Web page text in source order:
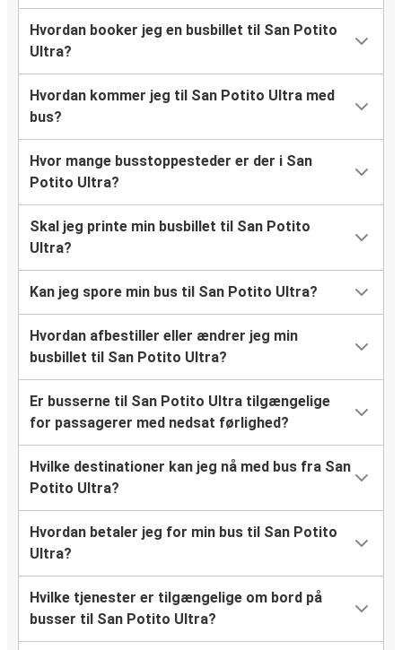
Hvordan booker jeg en busbillet til San Potito
Ultra?
Hvordan kommer jeg til San Potito Ultra med
bus?
Hvor mange busstoppesteder er der i San
Potito Ultra?
Skal jeg printe min busbillet til San Potito
Ultra?
Kan jeg spore min bus til San Potito Ultra?
Hvordan afbestiller eller ændrer jeg min
busbillet til San Potito Ultra?
Er busserne til San Potito Ultra tilgængelige
for passagerer med nedsat førlighed?
Hvilke destinationer kan jeg nå med bus fra San
Potito Ultra?
Hvordan betaler jeg for min bus til San Potito
Ultra?
Hvilke tjenester er tilgængelige om bord på
busser til San Potito Ultra?